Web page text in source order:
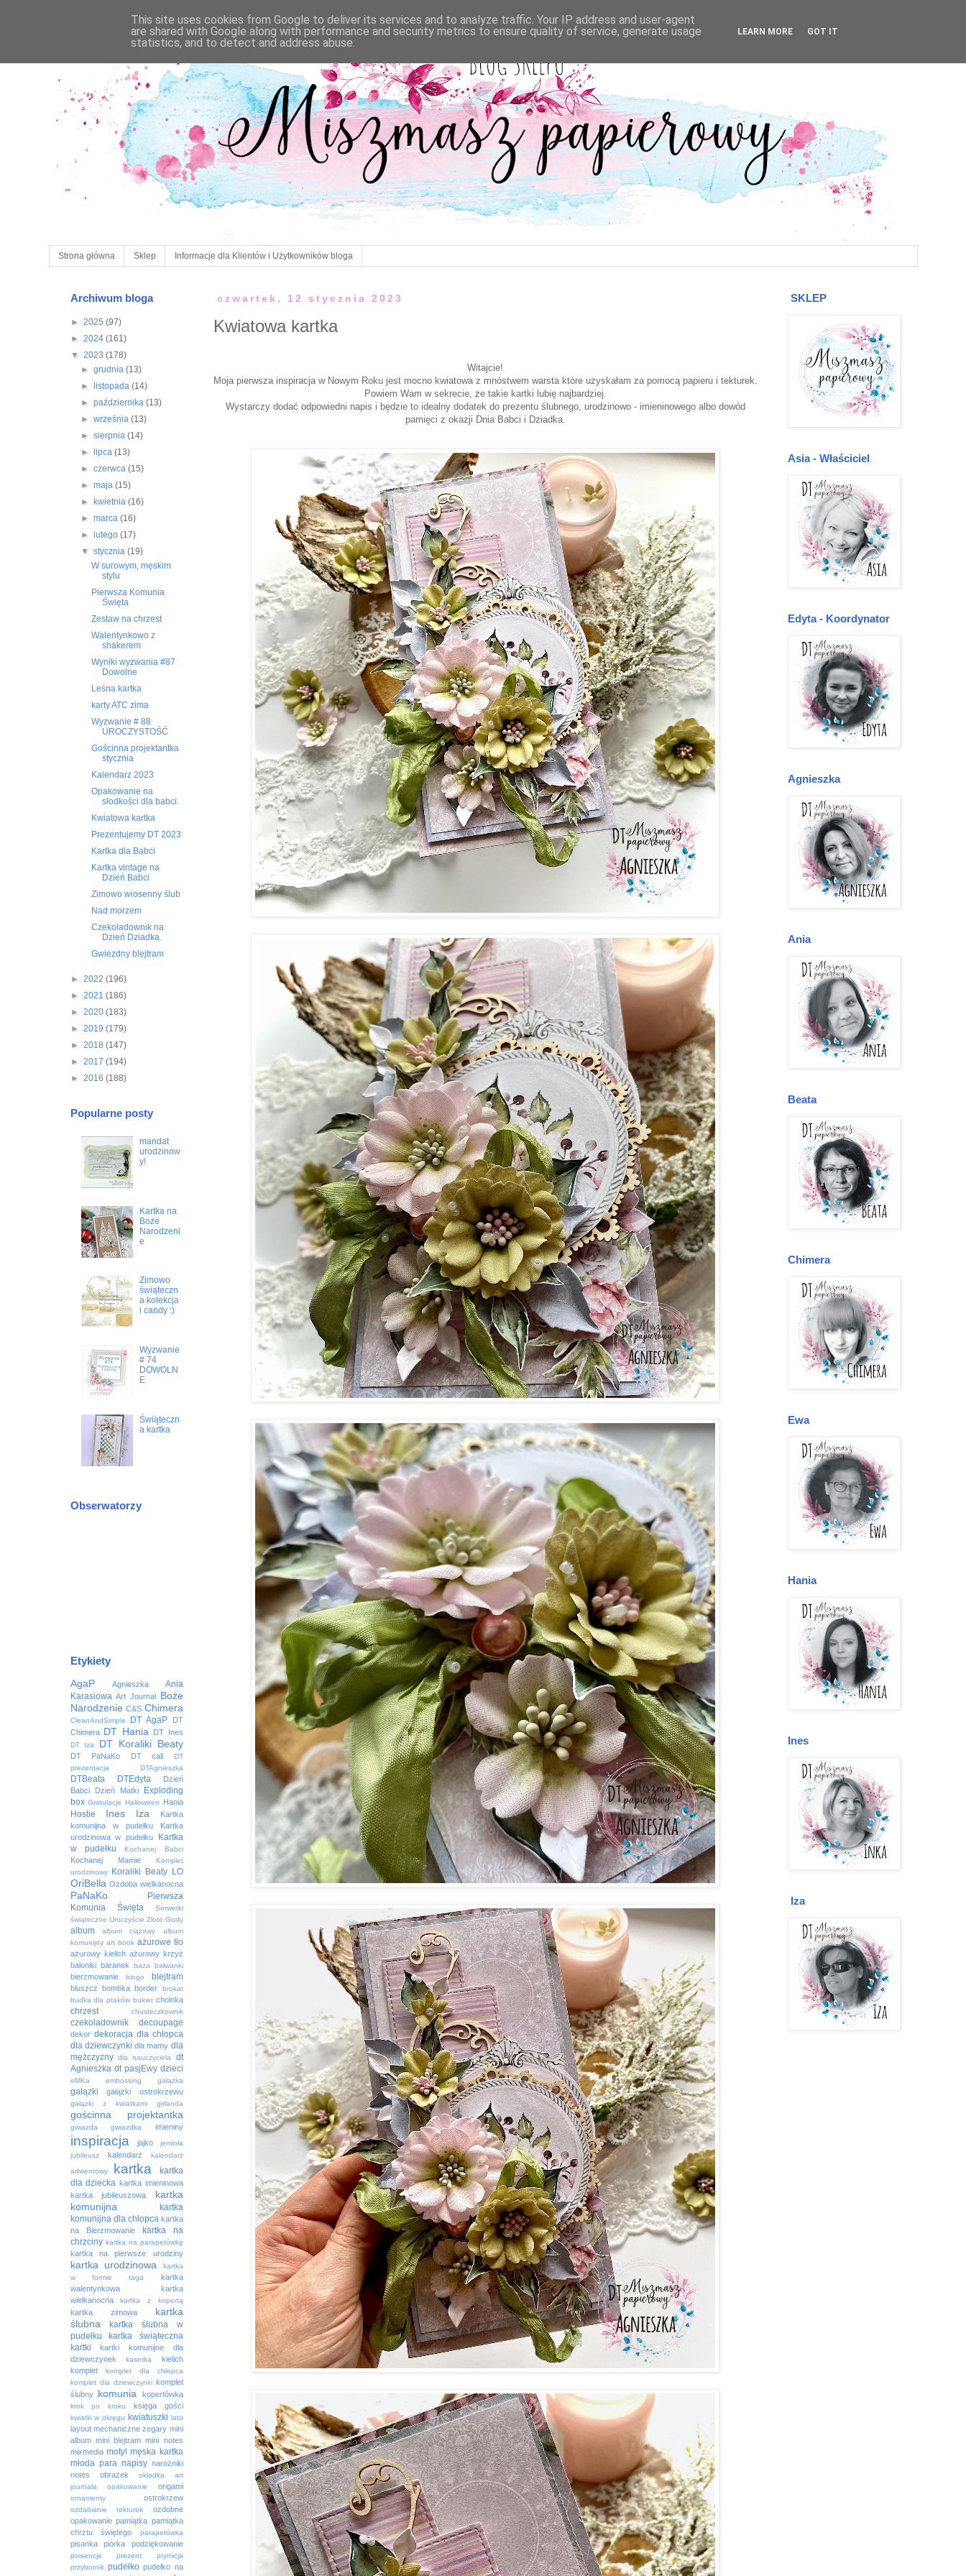
Strona główna Sklep Informacje dla Klientów i Użytkowników bloga
czwartek, 12 stycznia 2023
Kwiatowa kartka
Witajcie!
Moja pierwsza inspiracja w Nowym Roku jest mocno kwiatowa z mnóstwem warsta które uzyskałam za pomocą papieru i tekturek.
Powiem Wam w sekrecie, że takie kartki lubię najbardziej.
Wystarczy dodać odpowiedni napis i będzie to idealny dodatek do prezentu ślubnego, urodzinowo - imieninowego albo dowód
pamięci z okazji Dnia Babci i Dziadka.
Archiwum bloga
► 2025 (97)
► 2024 (161)
▼ 2023 (178)
► grudnia (13)
►
listopada (14)
► października (13)
► września (13)
► sierpnia (14)
►
lipca (13)
► czerwca (15)
► maja (15)
►
kwietnia (16)
► marca (16)
►
lutego (17)
▼ stycznia (19)
W surowym, męskim
stylu
Pierwsza Komunia
Święta
Zestaw na chrzest
Walentynkowo z
shakerem
Wyniki wyzwania #87
Dowolne
Leśna kartka
karty ATC zima
Wyzwanie # 88
UROCZYSTOŚĆ
Gościnna projektantka
stycznia
Kalendarz 2023
Opakowanie na
słodkości dla babci.
Kwiatowa kartka
Prezentujemy DT 2023
Kartka dla Babci
Kartka vintage na
Dzień Babci
Zimowo wiosenny ślub
Nad morzem
Czekoladownik na
Dzień Dziadka.
Gwiezdny blejtram
► 2022 (196)
► 2021 (186)
► 2020 (183)
► 2019 (179)
► 2018 (147)
► 2017 (194)
► 2016 (188)
Popularne posty
mandat
urodzinow
y!
Kartka na
Boże
Narodzeni
e
Zimowo
świąteczn
a kolekcja
i candy :)
Wyzwanie
# 74
DOWOLN
E
Świąteczn
a kartka
Obserwatorzy
Etykiety
AgaP Agnieszka
Ania
Karasiowa Art Journal
Boże
Narodzenie C&S Chimera
CleanAndSimple DT AgaP
DT
Chimera DT Hania DT Ines
DT Iza DT Koraliki Beaty
DT PaNaKo DT call
DT
prezentacja
DTAgnieszka
DTBeata DTEdyta
Dzień
Babci
Dzień Matki
Exploding
box Gratulacje Halloween Hania
Hostie Ines Iza
Kartka
komunijna w pudełku
Kartka
urodzinowa w pudełku
Kartka
w pudełku
Kochanej Babci
Kochanej Mamie
Komplet
urodzinowy
Koraliki Beaty LO
OriBella Ozdoba wielkanocna
PaNaKo
Pierwsza
Komunia Święta
Serwetki
świąteczne Uroczyście Złote Gody
album album ciążowy
album
komunijny art book ażurowe tło
ażurowy kielich ażurowy krzyż
baloniki
baranek baza bałwanki
bierzmowanie bingo blejtram
bluszcz bombka border
brokat
budka dla ptaków bukiet choinka
chrzest chusteczkownik
czekoladownik decoupage
dekor dekoracja dla chłopca
dla dziewczynki dla mamy dla
mężczyzny dla nauczyciela
dt
Agnieszka dt pasjEwy dzieci
eMKa embossing gałązka
gałązki gałązki ostrokrzewu
gałązki z kwiatkami girlanda
gościnna projektantka
gwiazda gwiazdka imieniny
inspiracja jajko
jemioła
jubileusz
kalendarz
kalendarz
adwentowy
kartka
kartka
dla dziecka kartka imieninowa
kartka jubileuszowa
kartka
komunijna
kartka
komunijna dla chłopca kartka
na Bierzmowanie
kartka na
chrzciny kartka na parapetówkę
kartka na pierwsze urodziny
kartka urodzinowa
kartka
w formie taga
kartka
walentynkowa
kartka
wielkanocna
kartka z kopertą
kartka zimowa
kartka
ślubna
kartka ślubna w
pudełku
kartka świąteczna
kartki
kartki komunijne dla
dziewczynek
kasetka
kielich
komplet
komplet dla chłopca
komplet dla dziewczynki komplet
ślubny
komunia kopertówka
krok po kroku księga gości
kwiatki w okręgu kwiatuszki lato
layout mechaniczne zegary mini
album mini blejtram mini notes
mixmedia motyl męska kartka
młoda para napisy narożniki
notes
obrazek
okładka art
journala
opakowanie origami
ornamenty ostrokrzew
ozdabianie tekturek
ozdobne
opakowanie pamiątka pamiątka
chrztu świętego
parapetówka
pisanka piórka podziękowanie
poisencje prezent
prymicja
przybornik pudełko pudełko na
SKLEP
Asia - Właściciel
Edyta - Koordynator
Agnieszka
Ania
Beata
Chimera
Ewa
Hania
Ines
Iza
This site uses cookies from Google to deliver its services and to analyze traffic. Your IP address and user-agent
are shared with Google along with performance and security metrics to ensure quality of service, generate usage
statistics, and to detect and address abuse.
LEARN MORE GOT IT